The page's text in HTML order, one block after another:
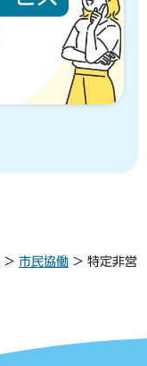
> 市民協働 > 特定非営